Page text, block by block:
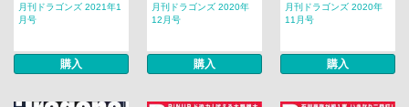
月刊ドラゴンズ 2021年1
月号
購入
月刊ドラゴンズ 2020年
12月号
購入
月刊ドラゴンズ 2020年
11月号
購入